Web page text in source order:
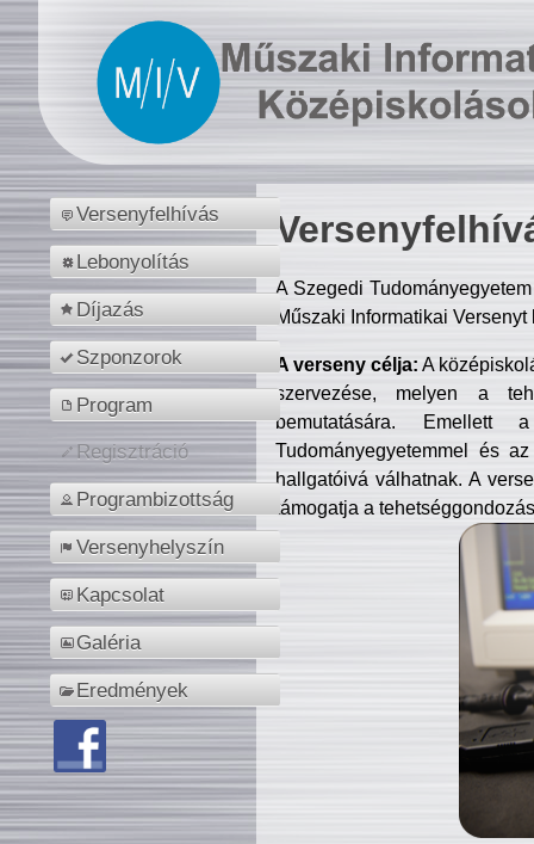
Versenyfelhívás
Lebonyolítás
Díjazás
Szponzorok
Program
Regisztráció
Programbizottság
Versenyhelyszín
Kapcsolat
Galéria
Eredmények
A Szegedi
Műszaki Informatikai
A verseny célja: A
szervezése, melyen a
bemutatására. Emellett
Tudományegyetemmel és
hallgatóivá válhatnak. A
támogatja a